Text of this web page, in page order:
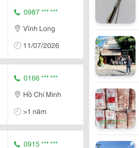
0987 *** ***
Vĩnh Long
11/07/2026
0166 *** ***
Hồ Chí Minh
>1 năm
0915 *** ***